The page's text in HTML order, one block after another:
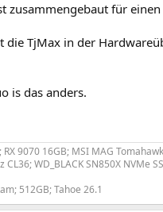
zusammengebaut für
die TjMax in der
is das anders.
9070 16GB; MSI MAG
WD_BLACK SN850X NVMe
512GB; Tahoe 26.1